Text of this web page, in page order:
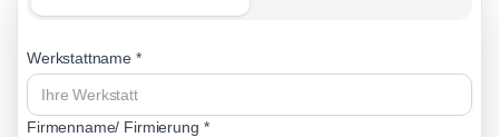
Werkstattname *
Firmenname/ Firmierung *